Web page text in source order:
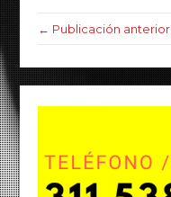
← Publicación anterior